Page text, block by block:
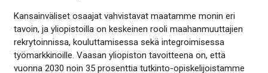
Kansainväliset osaajat vahvistavat maatamme monin eri
tavoin, ja yliopistoilla on keskeinen rooli maahanmuuttajien
rekrytoinnissa, kouluttamisessa sekä integroimisessa
työmarkkinoille. Vaasan yliopiston tavoitteena on, että
vuonna 2030 noin 35 prosenttia tutkinto-opiskelijoistamme